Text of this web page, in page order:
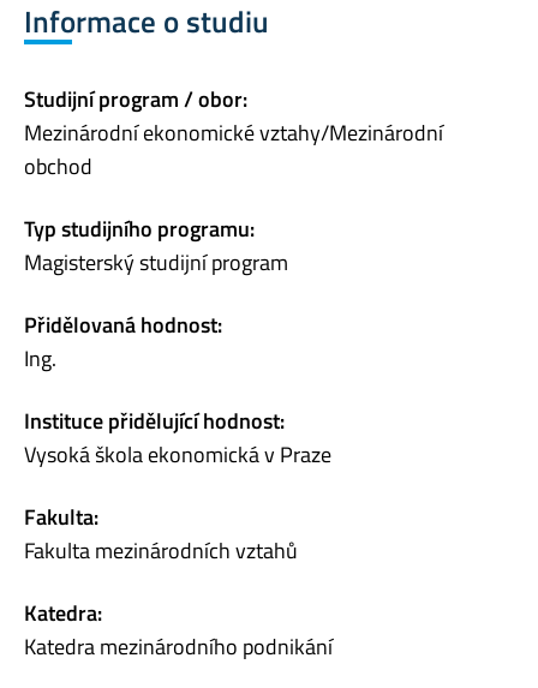
Informace o studiu
Studijní program / obor:
Mezinárodní ekonomické vztahy/Mezinárodní
obchod
Typ studijního programu:
Magisterský studijní program
Přidělovaná hodnost:
Ing.
Instituce přidělující hodnost:
Vysoká škola ekonomická v Praze
Fakulta:
Fakulta mezinárodních vztahů
Katedra:
Katedra mezinárodního podnikání